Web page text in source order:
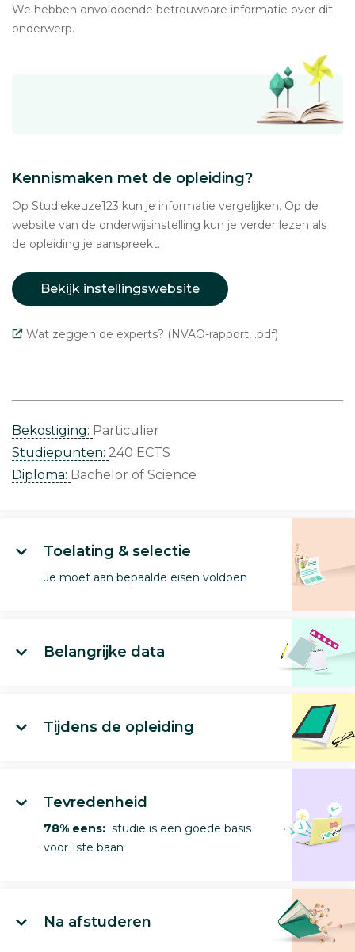
We hebben onvoldoende betrouwbare informatie over dit
onderwerp.
Kennismaken met de opleiding?
Op Studiekeuze123 kun je informatie vergelijken. Op de
website van de onderwijsinstelling kun je verder lezen als
de opleiding je aanspreekt.
Bekijk instellingswebsite
Wat zeggen de experts? (NVAO-rapport, .pdf)
Bekostiging: Particulier
Studiepunten: 240 ECTS
Diploma: Bachelor of Science
Toelating & selectie
Je moet aan bepaalde eisen voldoen
Belangrijke data
Tijdens de opleiding
Tevredenheid
78% eens: studie is een goede basis
voor 1ste baan
Na afstuderen